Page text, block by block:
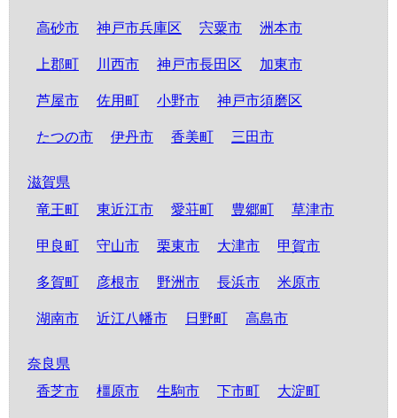
高砂市 神戸市兵庫区 宍粟市 洲本市
上郡町 川西市 神戸市長田区 加東市
芦屋市 佐用町 小野市 神戸市須磨区
たつの市 伊丹市 香美町 三田市
滋賀県
竜王町
東近江市 愛荘町 豊郷町 草津市
甲良町 守山市 栗東市 大津市 甲賀市
多賀町 彦根市 野洲市 長浜市 米原市
湖南市 近江八幡市 日野町 高島市
奈良県
香芝市
橿原市 生駒市 下市町 大淀町